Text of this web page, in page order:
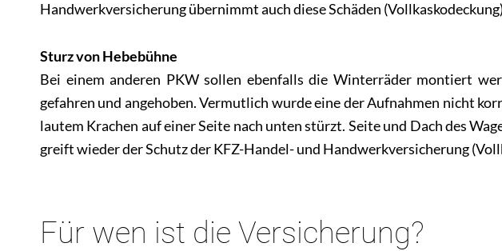
Handwerkversicherung übernimmt auch diese Schäden
Sturz von Hebebühne
Bei einem anderen PKW sollen ebenfalls die Winterräder montiert
gefahren und angehoben. Vermutlich wurde eine der Aufnahmen nicht
lautem Krachen auf einer Seite nach unten stürzt. Seite und Dach des
greift wieder der Schutz der KFZ-Handel- und Handwerkversicherung
Für wen ist die Versicherung?